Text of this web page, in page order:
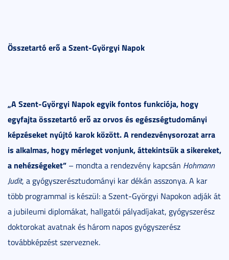
Összetartó erő a Szent-Györgyi Napok
„A Szent-Györgyi Napok egyik fontos funkciója, hogy
egyfajta összetartó erő az orvos és egészségtudományi
képzéseket nyújtó karok között. A rendezvénysorozat arra
is alkalmas, hogy mérleget vonjunk, áttekintsük a sikereket,
a nehézségeket” – mondta a rendezvény kapcsán Hohmann
Judit, a gyógyszerésztudományi kar dékán asszonya. A kar
több programmal is készül: a Szent-Györgyi Napokon adják át
a jubileumi diplomákat, hallgatói pályadíjakat, gyógyszerész
doktorokat avatnak és három napos gyógyszerész
továbbképzést szerveznek.